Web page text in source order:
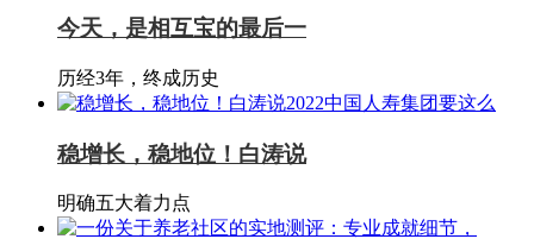
今天，是相互宝的最后一
历经3年，终成历史
稳增长，稳地位！白涛说
明确五大着力点